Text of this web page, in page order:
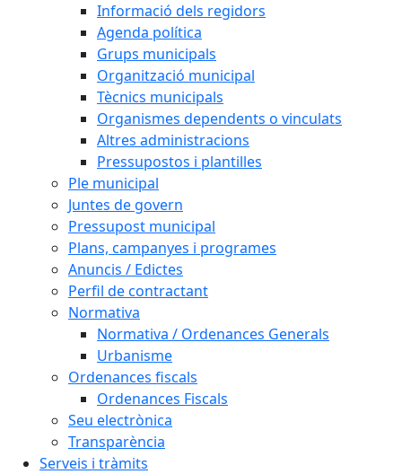
Informació dels regidors
Agenda política
Grups municipals
Organització municipal
Tècnics municipals
Organismes dependents o vinculats
Altres administracions
Pressupostos i plantilles
Ple municipal
Juntes de govern
Pressupost municipal
Plans, campanyes i programes
Anuncis / Edictes
Perfil de contractant
Normativa
Normativa / Ordenances Generals
Urbanisme
Ordenances fiscals
Ordenances Fiscals
Seu electrònica
Transparència
Serveis i tràmits